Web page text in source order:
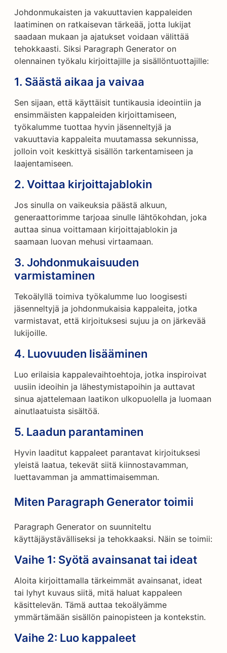
Johdonmukaisten ja vakuuttavien kappaleiden
laatiminen on ratkaisevan tärkeää, jotta lukijat
saadaan mukaan ja ajatukset voidaan välittää
tehokkaasti. Siksi Paragraph Generator on
olennainen työkalu kirjoittajille ja sisällöntuottajille:
1. Säästä aikaa ja vaivaa
Sen sijaan, että käyttäisit tuntikausia ideointiin ja
ensimmäisten kappaleiden kirjoittamiseen,
työkalumme tuottaa hyvin jäsenneltyjä ja
vakuuttavia kappaleita muutamassa sekunnissa,
jolloin voit keskittyä sisällön tarkentamiseen ja
laajentamiseen.
2. Voittaa kirjoittajablokin
Jos sinulla on vaikeuksia päästä alkuun,
generaattorimme tarjoaa sinulle lähtökohdan, joka
auttaa sinua voittamaan kirjoittajablokin ja
saamaan luovan mehusi virtaamaan.
3. Johdonmukaisuuden
varmistaminen
Tekoälyllä toimiva työkalumme luo loogisesti
jäsenneltyjä ja johdonmukaisia kappaleita, jotka
varmistavat, että kirjoituksesi sujuu ja on järkevää
lukijoille.
4. Luovuuden lisääminen
Luo erilaisia kappalevaihtoehtoja, jotka inspiroivat
uusiin ideoihin ja lähestymistapoihin ja auttavat
sinua ajattelemaan laatikon ulkopuolella ja luomaan
ainutlaatuista sisältöä.
5. Laadun parantaminen
Hyvin laaditut kappaleet parantavat kirjoituksesi
yleistä laatua, tekevät siitä kiinnostavamman,
luettavamman ja ammattimaisemman.
Miten Paragraph Generator toimii
Paragraph Generator on suunniteltu
käyttäjäystävälliseksi ja tehokkaaksi. Näin se toimii:
Vaihe 1: Syötä avainsanat tai ideat
Aloita kirjoittamalla tärkeimmät avainsanat, ideat
tai lyhyt kuvaus siitä, mitä haluat kappaleen
käsittelevän. Tämä auttaa tekoälyämme
ymmärtämään sisällön painopisteen ja kontekstin.
Vaihe 2: Luo kappaleet